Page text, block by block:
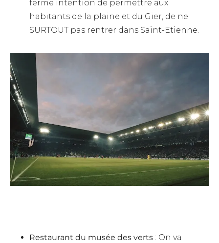
ferme intention de permettre aux
habitants de la plaine et du Gier, de ne
SURTOUT pas rentrer dans Saint-Etienne.
Restaurant du musée des verts : On va